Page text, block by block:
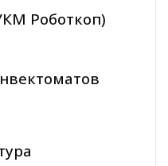
Роботкоп)